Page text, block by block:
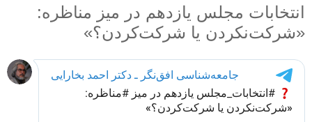
انتخابات مجلس یازدهم در میز مناظره:
«شرکت‌نکردن یا شرکت‌کردن؟»